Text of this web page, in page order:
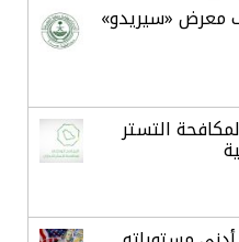
معرض «سيريدو»
التستر